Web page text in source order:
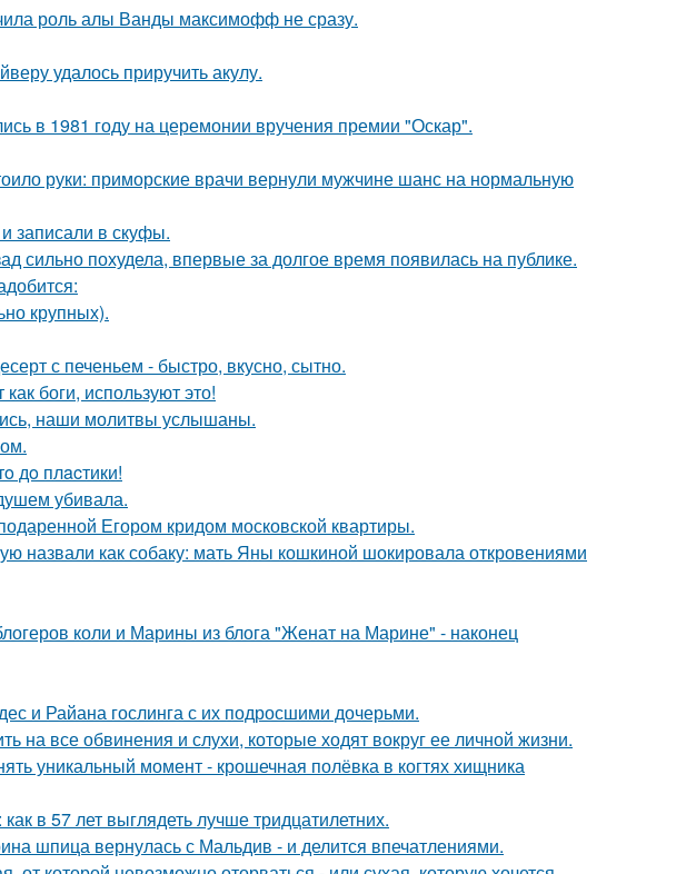
роль алы Ванды максимофф не сразу.
удалось приручить акулу.
в 1981 году на церемонии вручения премии "Оскар".
руки: приморские врачи вернули мужчине шанс на нормальную
записали в скуфы.
сильно похудела, впервые за долгое время появилась на публике.
крупных).
с печеньем - быстро, вкусно, сытно.
боги, используют это!
наши молитвы услышаны.
дo плacтики!
убивала.
Егором кридом московской квартиры.
назвали как собаку: мать Яны кошкиной шокировала откровениями
коли и Марины из блога "Женат на Марине" - наконец
и Райана гослинга с их подросшими дочерьми.
на все обвинения и слухи, которые ходят вокруг ее личной жизни.
уникальный момент - крошечная полёвка в когтях хищника
в 57 лет выглядеть лучше тридцатилетних.
шпица вернулась с Мальдив - и делится впечатлениями.